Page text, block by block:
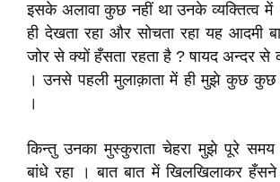
इसके अलावा कुछ नहीं था उनके व्यक्तित्व
ही देखता रहा और सोचता रहा यह आदमी
जोर से क्यों हँसता रहता है ? षायद अन्दर से
। उनसे पहली मुलाक़ाता में ही मुझे कुछ
।
किन्तु उनका मुस्कुराता चेहरा मुझे पूरे
बांधे रहा । बात बात में खिलखिलाकर